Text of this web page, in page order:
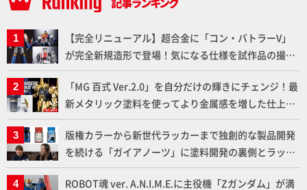
【完全リニューアル】超合金に「コン・バトラーV」
が完全新規造形で登場！気になる仕様を試作品の撮り
下ろしでご紹介!!さらに「大鉄人17」＆「ワンエイ
ト」セット情報もお届け！【超合金の魂】
「MG 百式 Ver.2.0」を自分だけの輝きにチェンジ！最
新メタリック塗料を使ってより金属感を増した仕上が
りに!!【試し読み】
版権カラーから新世代ラッカーまで独創的な製品開発
を続ける「ガイアノーツ」に塗料開発の裏側とラッカ
ー塗料の未来についてインタビュー！
ROBOT魂 ver. A.N.I.M.E.に主役機「Zガンダム」が満